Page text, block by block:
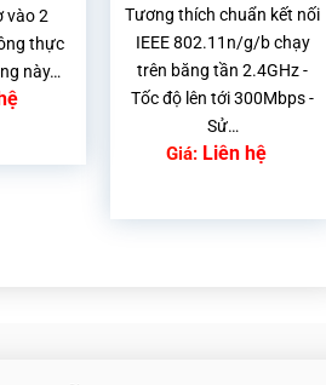
vào 2
thực
này…
Tương thích chuẩn kết nối
IEEE 802.11n/g/b chạy
trên băng tần 2.4GHz -
Tốc độ lên tới 300Mbps -
Sử…
Giá: Liên hệ